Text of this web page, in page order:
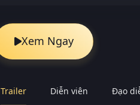
Xem Ngay
Trailer Diễn viên Đạo